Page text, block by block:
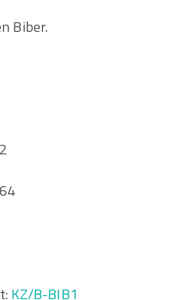
Biber.
KZ/B-BIB1